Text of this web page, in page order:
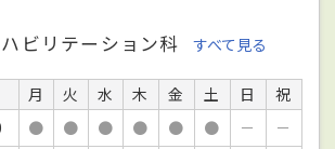
ビリテーション科 すべて見る
月 火 水 木 金 土 日
祝
● ● ● ● ● ● －
－